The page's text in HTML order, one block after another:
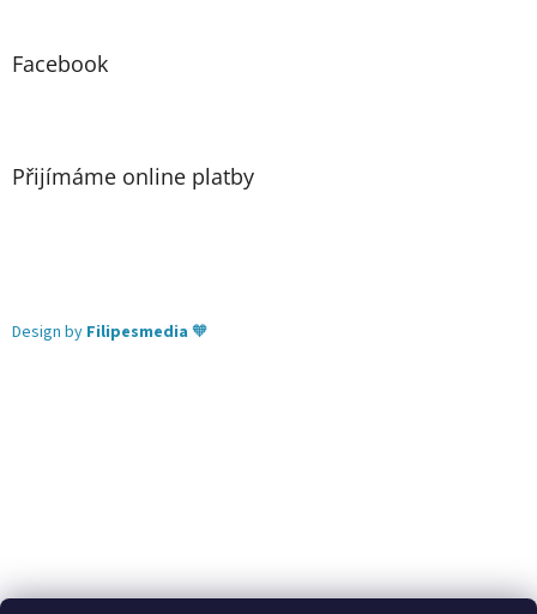
Facebook
Přijímáme online platby
Design by Filipesmedia 🧡